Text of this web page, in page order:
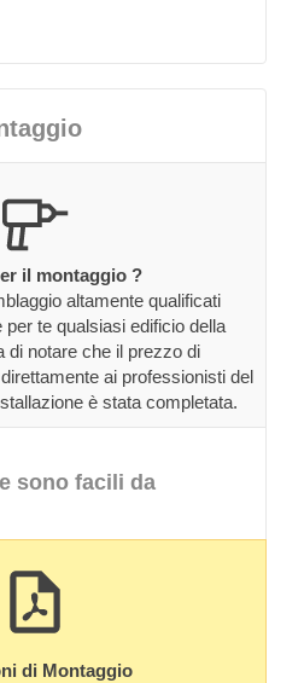
il montaggio ?
altamente qualificati
te qualsiasi edificio della
di notare che il prezzo di
ai professionisti del
è stata completata.
sono facili da
di Montaggio